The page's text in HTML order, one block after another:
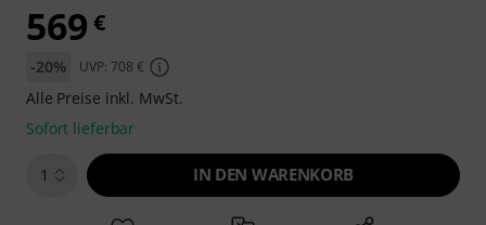
569 €
-20% UVP: 708 €
Alle Preise inkl. MwSt.
Sofort lieferbar
1 IN DEN WARENKORB